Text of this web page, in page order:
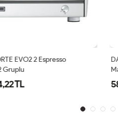
EVO2 2 Espresso
Gruplu
TL